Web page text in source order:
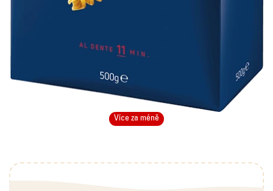
Více za méně